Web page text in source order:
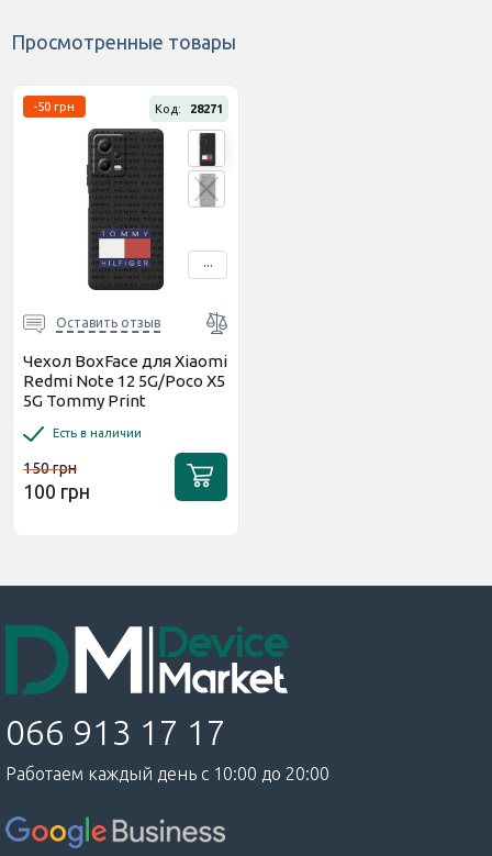
Просмотренные товары
...
Код: 28271
-50 грн
Оставить отзыв
Чехол BoxFace для Xiaomi
Redmi Note 12 5G/Poco X5
5G Tommy Print
Есть в наличии
150 грн
100 грн
066 913 17 17
Работаем каждый день с 10:00 до 20:00